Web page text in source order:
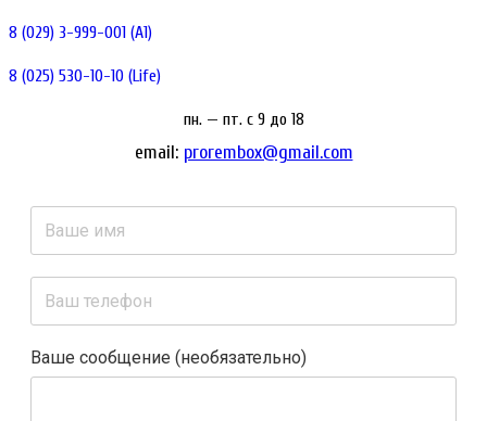
8 (029) 3-999-001 (A1)
8 (025) 530-10-10 (Life)
пн. — пт. c 9 до 18
email: prorembox@gmail.com
Ваше сообщение (необязательно)